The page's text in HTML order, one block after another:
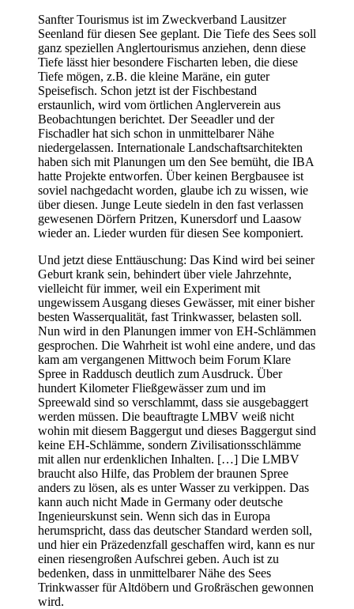
Sanfter Tourismus ist im Zweckverband Lausitzer
Seenland für diesen See geplant. Die Tiefe des Sees soll
ganz speziellen Anglertourismus anziehen, denn diese
Tiefe lässt hier besondere Fischarten leben, die diese
Tiefe mögen, z.B. die kleine Maräne, ein guter
Speisefisch. Schon jetzt ist der Fischbestand
erstaunlich, wird vom örtlichen Anglerverein aus
Beobachtungen berichtet. Der Seeadler und der
Fischadler hat sich schon in unmittelbarer Nähe
niedergelassen. Internationale Landschaftsarchitekten
haben sich mit Planungen um den See bemüht, die IBA
hatte Projekte entworfen. Über keinen Bergbausee ist
soviel nachgedacht worden, glaube ich zu wissen, wie
über diesen. Junge Leute siedeln in den fast verlassen
gewesenen Dörfern Pritzen, Kunersdorf und Laasow
wieder an. Lieder wurden für diesen See komponiert.
Und jetzt diese Enttäuschung: Das Kind wird bei seiner
Geburt krank sein, behindert über viele Jahrzehnte,
vielleicht für immer, weil ein Experiment mit
ungewissem Ausgang dieses Gewässer, mit einer bisher
besten Wasserqualität, fast Trinkwasser, belasten soll.
Nun wird in den Planungen immer von EH-Schlämmen
gesprochen. Die Wahrheit ist wohl eine andere, und das
kam am vergangenen Mittwoch beim Forum Klare
Spree in Raddusch deutlich zum Ausdruck. Über
hundert Kilometer Fließgewässer zum und im
Spreewald sind so verschlammt, dass sie ausgebaggert
werden müssen. Die beauftragte LMBV weiß nicht
wohin mit diesem Baggergut und dieses Baggergut sind
keine EH-Schlämme, sondern Zivilisationsschlämme
mit allen nur erdenklichen Inhalten. […] Die LMBV
braucht also Hilfe, das Problem der braunen Spree
anders zu lösen, als es unter Wasser zu verkippen. Das
kann auch nicht Made in Germany oder deutsche
Ingenieurskunst sein. Wenn sich das in Europa
herumspricht, dass das deutscher Standard werden soll,
und hier ein Präzedenzfall geschaffen wird, kann es nur
einen riesengroßen Aufschrei geben. Auch ist zu
bedenken, dass in unmittelbarer Nähe des Sees
Trinkwasser für Altdöbern und Großräschen gewonnen
wird.